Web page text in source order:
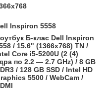
Inspiron 5558
Б-клас Dell Inspiron
/ 15.6" (1366x768) TN /
Core i5-5200U (2 (4)
по 2.2 — 2.7 GHz) / 8 GB
/ 128 GB SSD / Intel HD
5500 / WebCam /